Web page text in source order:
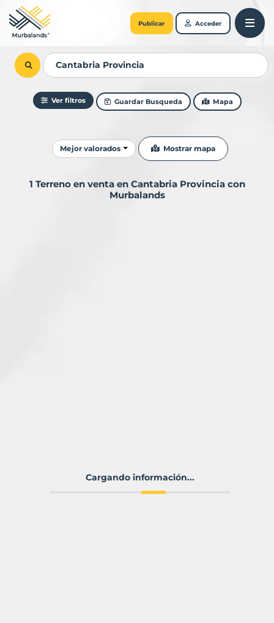
Publicar Acceder
Ver filtros Guardar Busqueda Mapa
Ordenar resultados
Mejor valorados Mostrar mapa
1 Terreno en venta en Cantabria Provincia con
Murbalands
Cargando información...